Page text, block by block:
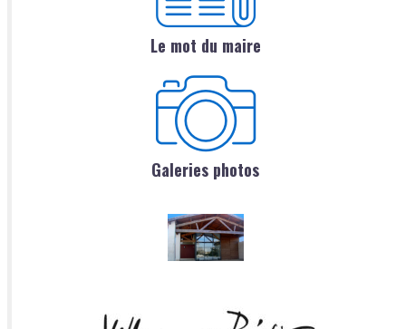
Le mot du maire
Galeries photos